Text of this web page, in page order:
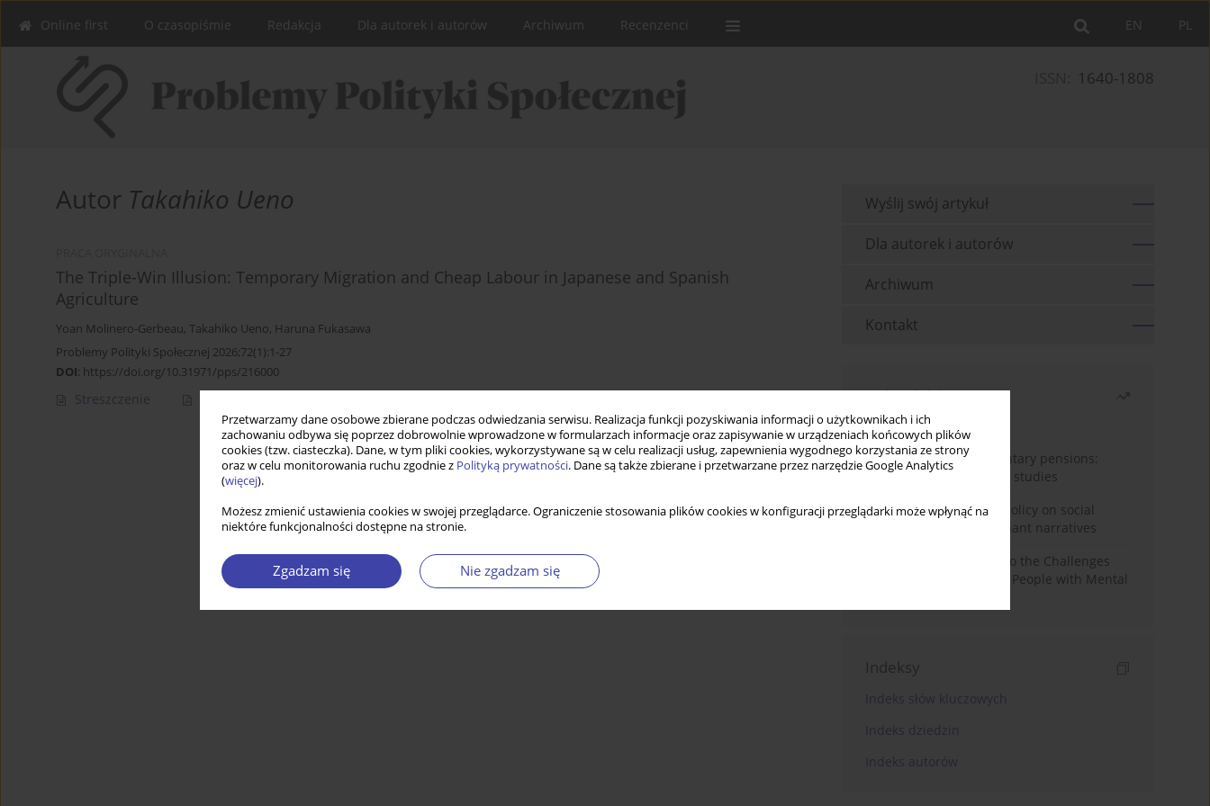
Przetwarzamy dane osobowe zbierane podczas odwiedzania serwisu. Realizacja funkcji pozyskiwania informacji o użytkownikach i ich
zachowaniu odbywa się poprzez dobrowolnie wprowadzone w formularzach informacje oraz zapisywanie w urządzeniach końcowych plików
cookies (tzw. ciasteczka). Dane, w tym pliki cookies, wykorzystywane są w celu realizacji usług, zapewnienia wygodnego korzystania ze strony
oraz w celu monitorowania ruchu zgodnie z Polityką prywatności. Dane są także zbierane i przetwarzane przez narzędzie Google Analytics
(więcej).
Możesz zmienić ustawienia cookies w swojej przeglądarce. Ograniczenie stosowania plików cookies w konfiguracji przeglądarki może wpłynąć na
niektóre funkcjonalności dostępne na stronie.
Zgadzam się Nie zgadzam się
PL
EN
Online first O czasopiśmie Redakcja Dla autorek i autorów Archiwum Recenzenci
1640-1808
Autor Takahiko Ueno
The Triple-Win Illusion: Temporary Migration and Cheap Labour in Japanese and Spanish
Agriculture
Yoan Molinero-Gerbeau, Takahiko Ueno, Haruna Fukasawa
Problemy Polityki Społecznej 2026;72(1):1-27
DOI: https://doi.org/10.31971/pps/216000
Streszczenie
Wyślij swój artykuł
Dla autorek i autorów
Archiwum
Kontakt
Najczęściej czytane
Miesiąc
Rok
Auto-enrolment in voluntary pensions:
Comparative OECD case studies
Delegitimizing climate policy on social
media platforms: Dominant narratives
Bibliometric Insights into the Challenges
and Needs of Homeless People with Mental
Indeksy
Indeks słów kluczowych
Indeks dziedzin
Indeks autorów